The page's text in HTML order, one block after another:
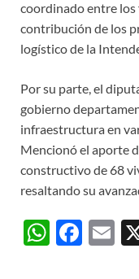
coordinado entre
contribución de los
logístico de la
Por su parte, el
gobierno
infraestructura en
Mencionó el aporte
constructivo de 68
resaltando su
W F
E